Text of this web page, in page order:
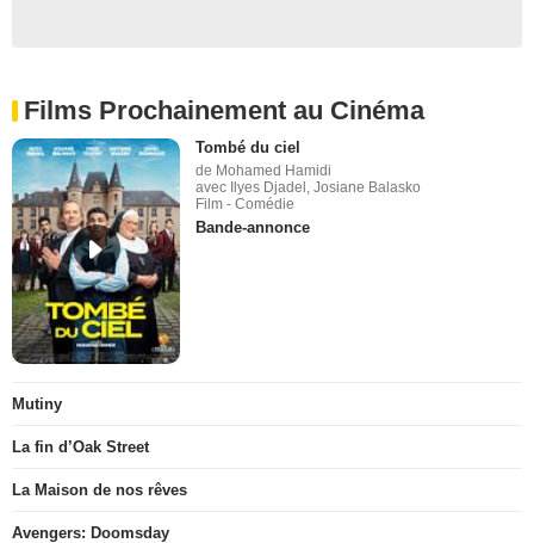
Films Prochainement au Cinéma
Tombé du ciel
de Mohamed Hamidi
avec Ilyes Djadel, Josiane Balasko
Film - Comédie
Bande-annonce
Mutiny
La fin d’Oak Street
La Maison de nos rêves
Avengers: Doomsday